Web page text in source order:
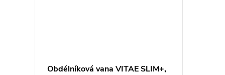
Obdélníková vana VITAE SLIM+,